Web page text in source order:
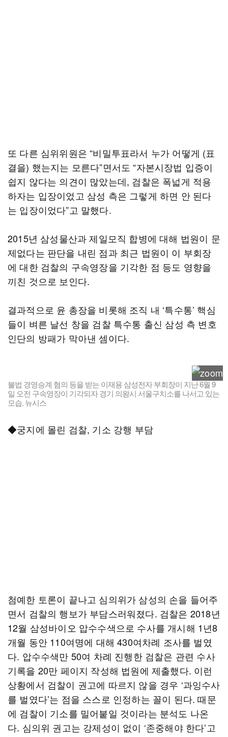
또 다른 심위위원은 “비밀투표라서 누가 어떻게 (표
결을) 했는지는 모른다”면서도 “자본시장법 입증이
쉽지 않다는 의견이 많았는데, 검찰은 폭넓게 적용
하자는 입장이었고 삼성 측은 그렇게 하면 안 된다
는 입장이었다”고 말했다.
2015년 삼성물산과 제일모직 합병에 대해 법원이 문
제없다는 판단을 내린 점과 최근 법원이 이 부회장
에 대한 검찰의 구속영장을 기각한 점 등도 영향을
끼친 것으로 보인다.
결과적으로 윤 총장을 비롯해 조직 내 ‘특수통’ 핵심
들이 벼른 날선 창을 검찰 특수통 출신 삼성 측 변호
인단의 방패가 막아낸 셈이다.
불법 경영승계 혐의 등을 받는 이재용 삼성전자 부회장이 지난 6월 9
일 오전 구속영장이 기각되자 경기 의왕시 서울구치소를 나서고 있는
모습. 뉴시스
◆궁지에 몰린 검찰, 기소 강행 부담
첨예한 토론이 끝나고 심의위가 삼성의 손을 들어주
면서 검찰의 행보가 부담스러워졌다. 검찰은 2018년
12월 삼성바이오 압수수색으로 수사를 개시해 1년8
개월 동안 110여명에 대해 430여차례 조사를 벌였
다. 압수수색만 50여 차례 진행한 검찰은 관련 수사
기록을 20만 페이지 작성해 법원에 제출했다. 이런
상황에서 검찰이 권고에 따르지 않을 경우 ‘과잉수사
를 벌였다’는 점을 스스로 인정하는 꼴이 된다. 때문
에 검찰이 기소를 밀어붙일 것이라는 분석도 나온
다. 심의위 권고는 강제성이 없이 ‘존중해야 한다’고